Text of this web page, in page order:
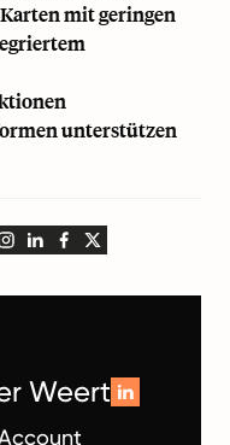
mit geringen
unterstützen
Weert